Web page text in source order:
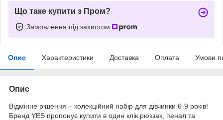
Що таке купити з Пром?
Замовлення під захистом
Опис Характеристики Доставка Оплата Умови
Опис
Відмінне рішення – колекційний набір для дівчинки 6-9 років!
Бренд YES пропонує купити в один клік рюкзак, пенал та